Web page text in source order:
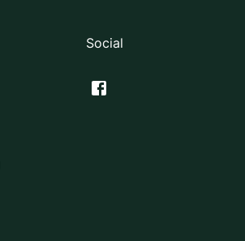
Social